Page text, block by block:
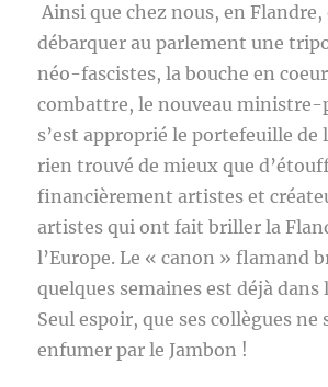
Ainsi que chez nous, en Flandre,
débarquer au parlement une
néo-fascistes, la bouche en
combattre, le nouveau
s’est approprié le portefeuille de
rien trouvé de mieux que
financièrement artistes et
artistes qui ont fait briller la
l’Europe. Le « canon » flamand
quelques semaines est déjà dans
Seul espoir, que ses collègues ne
enfumer par le Jambon !